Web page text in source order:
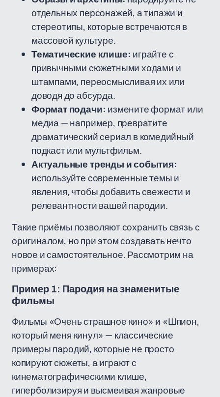
отдельных персонажей, а типажи и
стереотипы, которые встречаются в
массовой культуре.
Тематические клише: играйте с
привычными сюжетными ходами и
штампами, переосмысливая их или
доводя до абсурда.
Формат подачи: измените формат или
медиа — например, превратите
драматический сериал в комедийный
подкаст или мультфильм.
Актуальные тренды и события:
используйте современные темы и
явления, чтобы добавить свежести и
релевантности вашей пародии.
Такие приёмы позволяют сохранить связь с
оригиналом, но при этом создавать нечто
новое и самостоятельное. Рассмотрим на
примерах:
Пример 1: Пародия на знаменитые
фильмы
Фильмы «Очень страшное кино» и «Шпион,
который меня кинул» — классические
примеры пародий, которые не просто
копируют сюжеты, а играют с
кинематографическими клише,
гиперболизируя и высмеивая жанровые